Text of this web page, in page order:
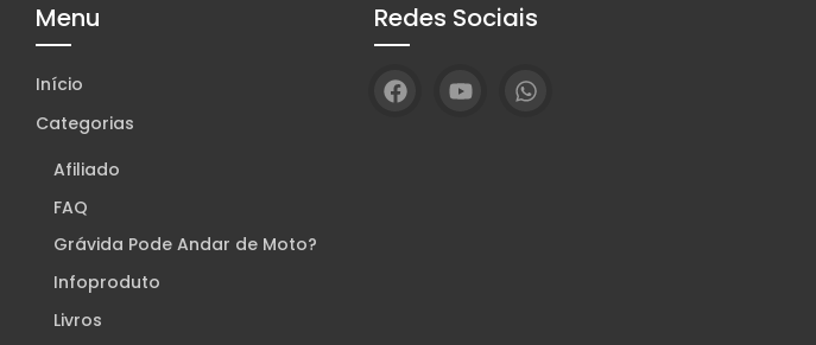
Menu
Início
Categorias
Afiliado
FAQ
Grávida Pode Andar de Moto?
Infoproduto
Livros
Redes Sociais